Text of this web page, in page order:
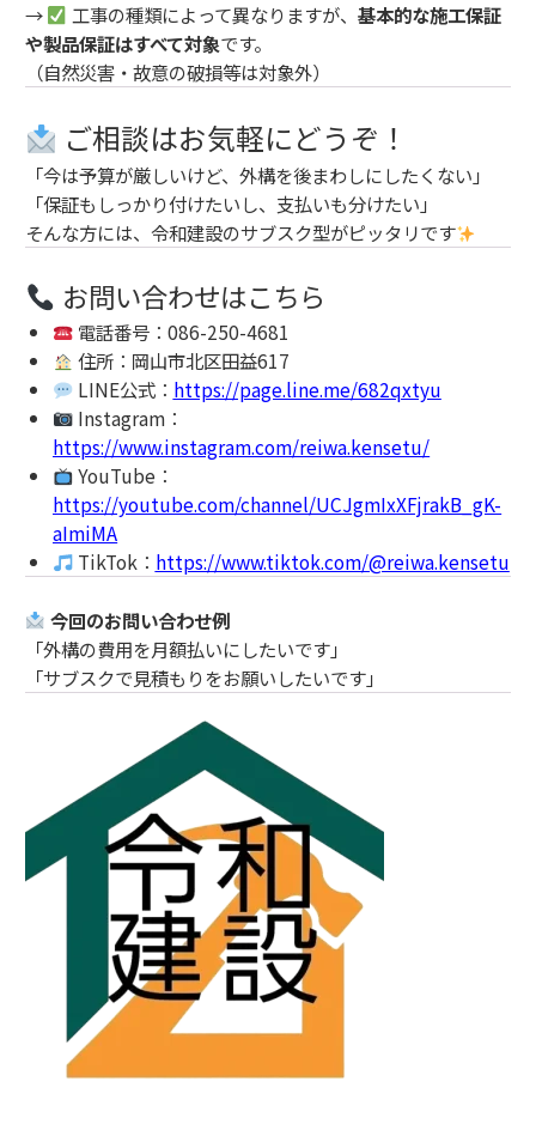
→ 工事の種類によって異なりますが、 基本的な施工保証
や製品保証はすべて対象です。
（自然災害・故意の破損等は対象外）
ご相談はお気軽にどうぞ！
「今は予算が厳しいけど、外構を後まわしにしたくない」
「保証もしっかり付けたいし、支払いも分けたい」
そんな方には、令和建設のサブスク型がピッタリです
お問い合わせはこちら
電話番号：086-250-4681
住所：岡山市北区田益617
LINE公式： https://page.line.me/682qxtyu
Instagram：
https://www.instagram.com/reiwa.kensetu/
YouTube：
https://youtube.com/channel/UCJgmIxXFjrakB_gK-
aImiMA
TikTok： https://www.tiktok.com/@reiwa.kensetu
今回のお問い合わせ例
「外構の費用を月額払いにしたいです」
「サブスクで見積もりをお願いしたいです」